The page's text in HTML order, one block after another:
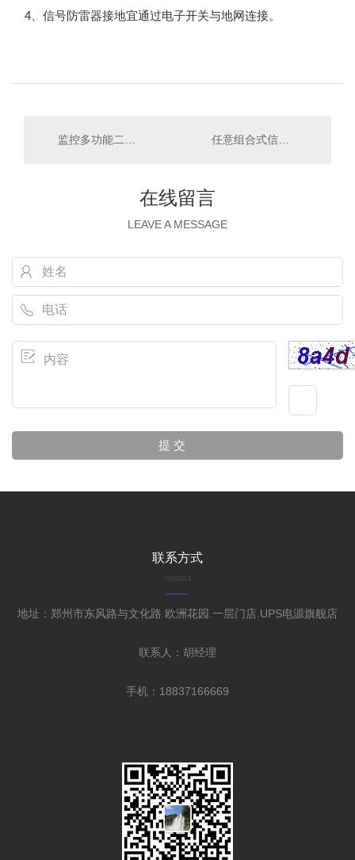
4、信号防雷器接地宜通过电子开关与地网连接。
在线留言
LEAVE A MESSAGE
联系方式
contact
地址：郑州市东风路与文化路 欧洲花园.一层门店.UPS电源旗舰店
联系人：胡经理
手机：18837166669